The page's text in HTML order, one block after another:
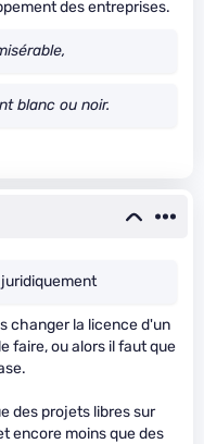
des entreprises.
blanc ou noir.
changer la licence d'un
faire, ou alors il faut que
des projets libres sur
encore moins que des